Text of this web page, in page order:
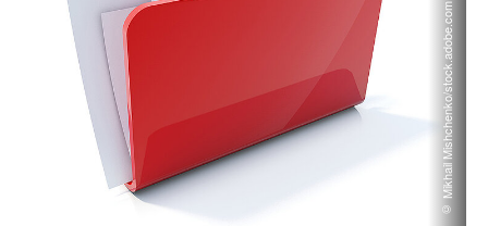
© Mikhail Mishchenko/stock.adobe.com